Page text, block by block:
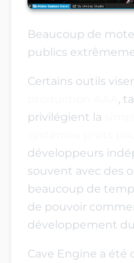
Beaucoup de
publics
Certains outils
,
privilégient la
développeurs
souvent avec des
beaucoup de
de pouvoir
développement
Cave Engine a